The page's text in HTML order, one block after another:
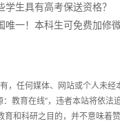
学生具有高考保送资格？
唯一！本科生可免费加修
，任何媒体、网站或个人未
教育在线”，违者本站将依法追
和科研之目的，并不意味着